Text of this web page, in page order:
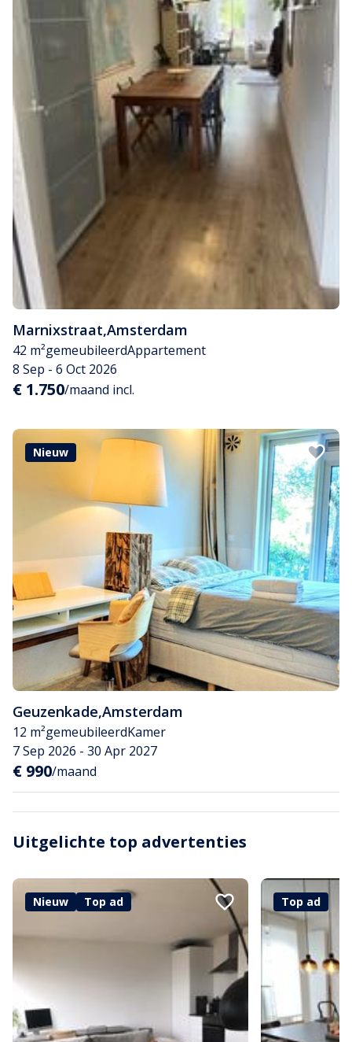
Marnixstraat,Amsterdam
42 m²gemeubileerdAppartement
8 Sep - 6 Oct 2026
€ 1.750/maand incl.
Nieuw
Geuzenkade,Amsterdam
12 m²gemeubileerdKamer
7 Sep 2026 - 30 Apr 2027
€ 990/maand
Uitgelichte top advertenties
Nieuw Top ad Top ad